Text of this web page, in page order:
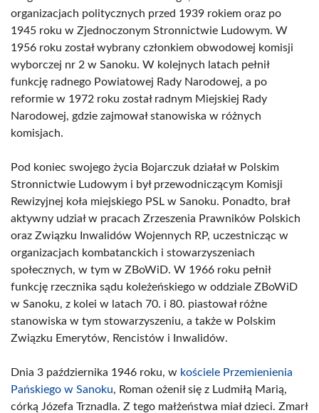
organizacjach politycznych przed 1939 rokiem oraz po
1945 roku w Zjednoczonym Stronnictwie Ludowym. W
1956 roku został wybrany członkiem obwodowej komisji
wyborczej nr 2 w Sanoku. W kolejnych latach pełnił
funkcję radnego Powiatowej Rady Narodowej, a po
reformie w 1972 roku został radnym Miejskiej Rady
Narodowej, gdzie zajmował stanowiska w różnych
komisjach.
Pod koniec swojego życia Bojarczuk działał w Polskim
Stronnictwie Ludowym i był przewodniczącym Komisji
Rewizyjnej koła miejskiego PSL w Sanoku. Ponadto, brał
aktywny udział w pracach Zrzeszenia Prawników Polskich
oraz Związku Inwalidów Wojennych RP, uczestnicząc w
organizacjach kombatanckich i stowarzyszeniach
społecznych, w tym w ZBoWiD. W 1966 roku pełnił
funkcję rzecznika sądu koleżeńskiego w oddziale ZBoWiD
w Sanoku, z kolei w latach 70. i 80. piastował różne
stanowiska w tym stowarzyszeniu, a także w Polskim
Związku Emerytów, Rencistów i Inwalidów.
Dnia 3 października 1946 roku, w kościele Przemienienia
Pańskiego w Sanoku, Roman ożenił się z Ludmiłą Marią,
córką Józefa Trznadla. Z tego małżeństwa miał dzieci. Zmarł